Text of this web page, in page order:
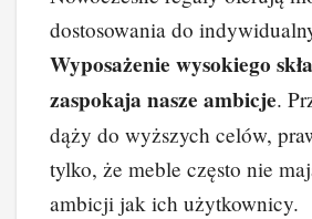
dostosowania do
Wyposażenie wysokiego
zaspokaja nasze ambicje.
dąży do wyższych celów,
tylko, że meble często nie
ambicji jak ich użytkownicy.